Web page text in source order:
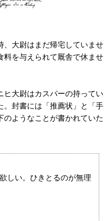
、大尉はまだ帰宅していませ
料を与えられて厩舎で休ませ
ヒ大尉はカスパーの持ってい
。封書には「推薦状」と「手
ようなことが書かれていた
しい。ひきとるのが無理